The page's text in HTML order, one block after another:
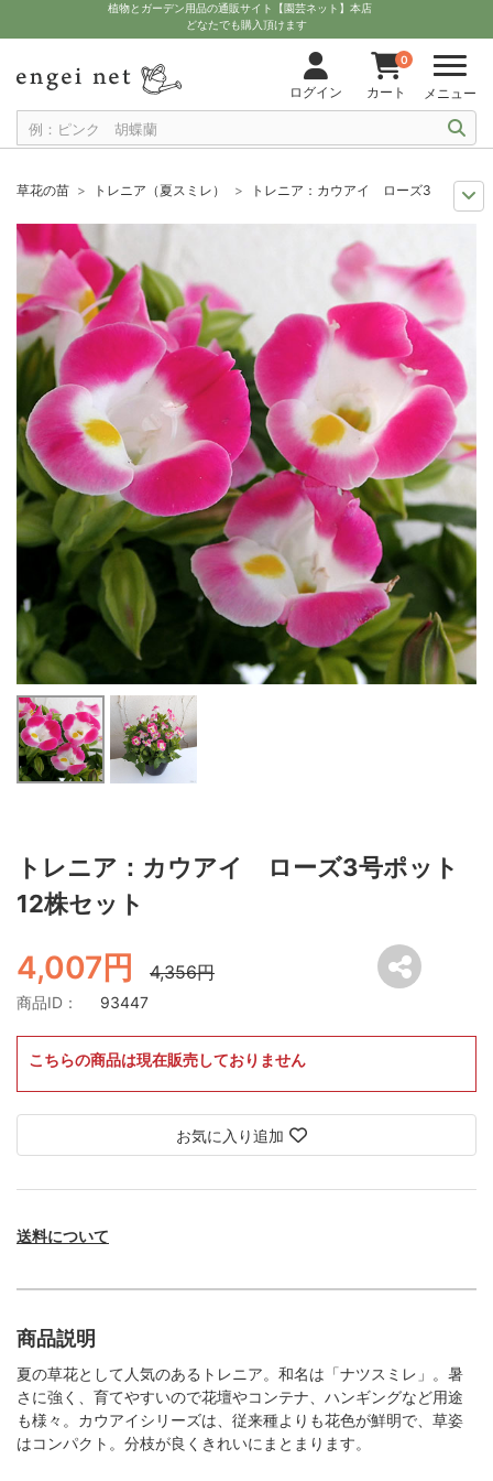
植物とガーデン用品の通販サイト【園芸ネット】本店
どなたでも購入頂けます
ログイン
0
カート メニュー
草花の苗 トレニア（夏スミレ）
トレニア：カウアイ ローズ3号ポット
夏の園芸
花壇におすすめ トレニア：カウアイ ローズ3号ポット 12株セ
トレニア：カウアイ ローズ3号ポット
12株セット
4,007円 4,356円
商品ID： 93447
こちらの商品は現在販売しておりません
お気に入り追加
送料について
商品説明
夏の草花として人気のあるトレニア。和名は「ナツスミレ」。暑
さに強く、育てやすいので花壇やコンテナ、ハンギングなど用途
も様々。カウアイシリーズは、従来種よりも花色が鮮明で、草姿
はコンパクト。分枝が良くきれいにまとまります。